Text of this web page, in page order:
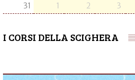
31
1 2 3
I CORSI DELLA SCIGHERA